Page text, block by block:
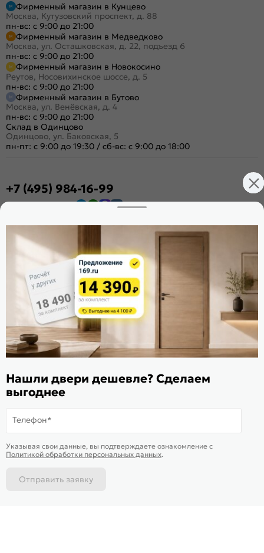
В корзину-48 527 ₽ Купить в 1 клик
Фирменный магазин в Кунцево
Москва, Кутузовский проспект, д. 88
пн-вс: с 9:00 до 21:00
Фирменный магазин в Медведково
Москва, ул. Осташковская, д. 22, подъезд 6
пн-вс: с 9:00 до 21:00
Фирменный магазин в Новокосино
Реутов, Носовихинское шоссе, д. 5
пн-вс: с 9:00 до 21:00
Фирменный магазин в Бутово
Москва, ул. Венёвская, д. 4
пн-вс: с 9:00 до 21:00
Склад в Одинцово
Одинцово, ул. Баковская, 5
пн-пт: с 9:00 до 19:30 / сб-вс: с 9:00 до 18:00
+7 (495) 984-16-99
Стать дилером
Расскажите о нас
Поделиться
Оцените магазин
ИКС 1340
© 2010—2026 Склад Дверей 169.RU
Пользовательское соглашение
Политика обработки персональных данных
Нашли двери дешевле? Сделаем
выгоднее
Телефон*
Указывая свои данные, вы подтверждаете ознакомление c
Политикой обработки персональных данных.
Отправить заявку